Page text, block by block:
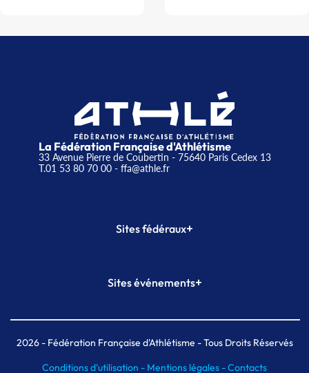
La Fédération Française d'Athlétisme
33 Avenue Pierre de Coubertin - 75640 Paris Cedex 13
T.01 53 80 70 00- ffa@athle.fr
Sites fédéraux+
Plateforme Formation
Sites événements+
Meeting de Paris indoor
MAIF Ekiden de Paris
2026- Fédération Française d'Athlétisme - Tous Droits Réservés
Conditions d'utilisation - Mentions légales -Contacts